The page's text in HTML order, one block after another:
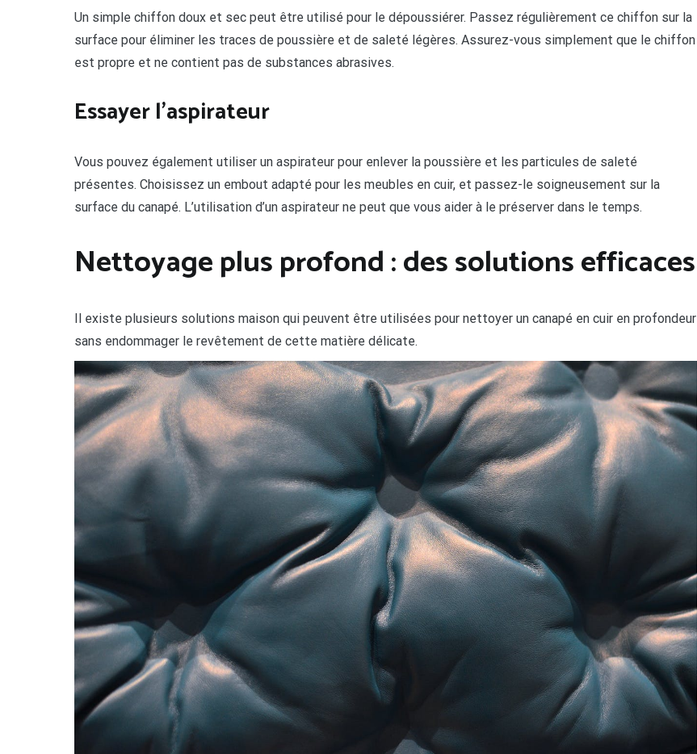
Un simple chiffon doux et sec peut être utilisé pour le dépoussiérer. Passez régulièrement ce chiffon sur la
surface pour éliminer les traces de poussière et de saleté légères. Assurez-vous simplement que le chiffon
est propre et ne contient pas de substances abrasives.
Essayer l’aspirateur
Vous pouvez également utiliser un aspirateur pour enlever la poussière et les particules de saleté
présentes. Choisissez un embout adapté pour les meubles en cuir, et passez-le soigneusement sur la
surface du canapé. L’utilisation d’un aspirateur ne peut que vous aider à le préserver dans le temps.
Nettoyage plus profond : des solutions efficaces
Il existe plusieurs solutions maison qui peuvent être utilisées pour nettoyer un canapé en cuir en profondeur
sans endommager le revêtement de cette matière délicate.